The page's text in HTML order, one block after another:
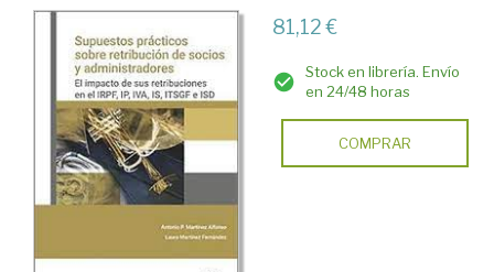
81,12 €
Stock en librería. Envío
en 24/48 horas
COMPRAR